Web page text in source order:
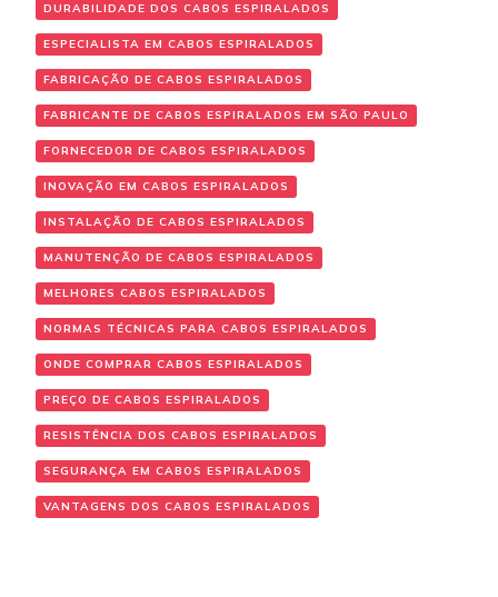
DURABILIDADE DOS CABOS ESPIRALADOS
ESPECIALISTA EM CABOS ESPIRALADOS
FABRICAÇÃO DE CABOS ESPIRALADOS
FABRICANTE DE CABOS ESPIRALADOS EM SÃO PAULO
FORNECEDOR DE CABOS ESPIRALADOS
INOVAÇÃO EM CABOS ESPIRALADOS
INSTALAÇÃO DE CABOS ESPIRALADOS
MANUTENÇÃO DE CABOS ESPIRALADOS
MELHORES CABOS ESPIRALADOS
NORMAS TÉCNICAS PARA CABOS ESPIRALADOS
ONDE COMPRAR CABOS ESPIRALADOS
PREÇO DE CABOS ESPIRALADOS
RESISTÊNCIA DOS CABOS ESPIRALADOS
SEGURANÇA EM CABOS ESPIRALADOS
VANTAGENS DOS CABOS ESPIRALADOS